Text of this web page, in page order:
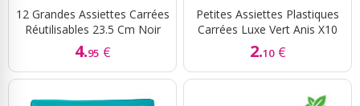
12 Grandes Assiettes Carrées
Réutilisables 23.5 Cm Noir
4.95 €
Petites Assiettes Plastiques
Carrées Luxe Vert Anis X10
2.10 €